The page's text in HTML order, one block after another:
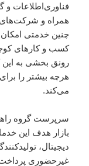
فناوری‌اطلاعات و
همراه و شرکت‌های
چنین خدمتی
کسب و کارهای
رونق بخشی به این
هرچه بیشتر را
می‌کند.
سرپرست گروه
بازار هدف این
دیجیتال،
غیر‌حضوری پرداخت